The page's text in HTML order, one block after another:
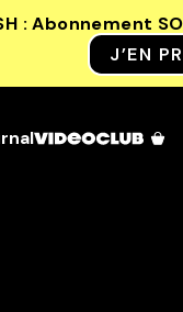
: Abonnement
J’EN